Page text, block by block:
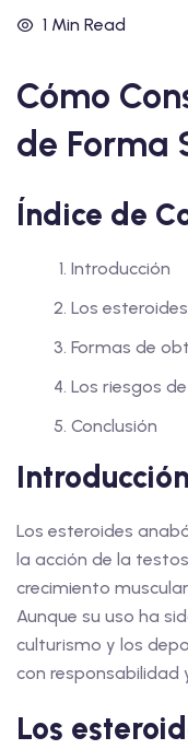
1 Min Read
Cómo
de Forma
Índice de
Introducción
Los
Formas de
Los riesgos
Conclusión
Introducción
Los esteroides
la acción de la
crecimiento
Aunque su uso ha
culturismo y los
con responsabilidad
Los